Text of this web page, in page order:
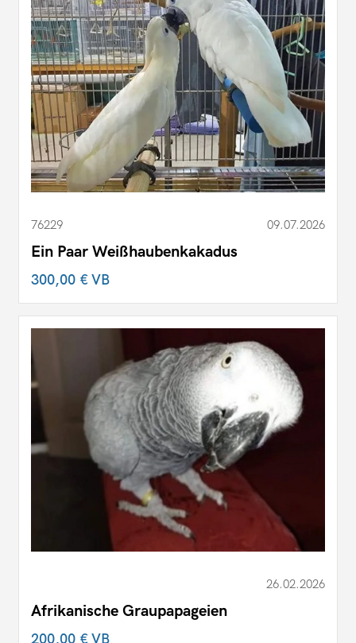
76229 09.07.2026
Ein Paar Weißhaubenkakadus
300,00 €VB
26.02.2026
Afrikanische Graupapageien
200,00 €VB